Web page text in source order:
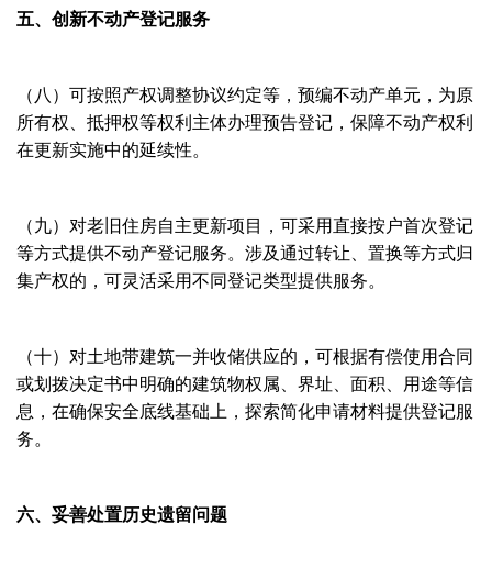
五、创新不动产登记服务
（八）可按照产权调整协议约定等，预编不动产单元，为原
所有权、抵押权等权利主体办理预告登记，保障不动产权利
在更新实施中的延续性。
（九）对老旧住房自主更新项目，可采用直接按户首次登记
等方式提供不动产登记服务。涉及通过转让、置换等方式归
集产权的，可灵活采用不同登记类型提供服务。
（十）对土地带建筑一并收储供应的，可根据有偿使用合同
或划拨决定书中明确的建筑物权属、界址、面积、用途等信
息，在确保安全底线基础上，探索简化申请材料提供登记服
务。
六、妥善处置历史遗留问题